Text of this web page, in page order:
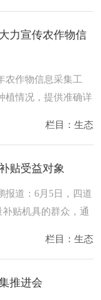
力宣传农作物信
农作物信息采集工
植情况，提供准确详
栏目：生态
贴受益对象
报道：6月5日，四道
贴机具的群众，通
栏目：生态
推进会